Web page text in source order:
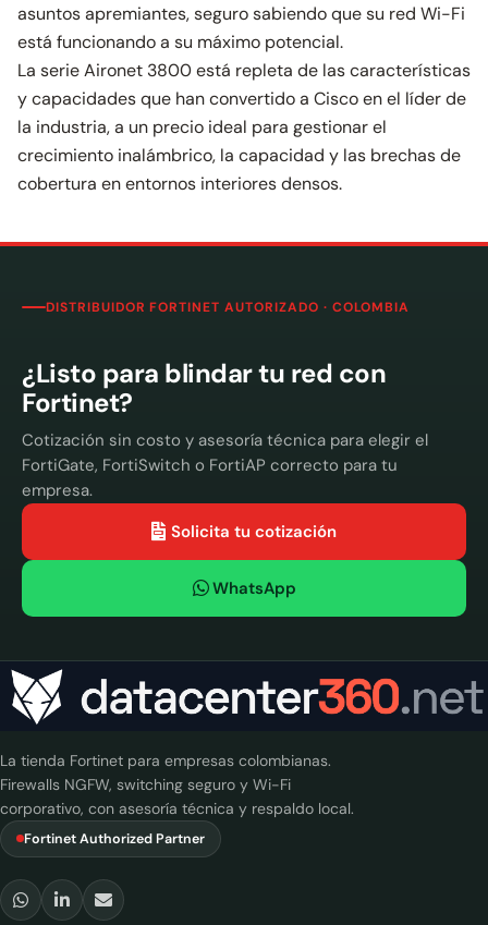
asuntos apremiantes, seguro sabiendo que su red Wi-Fi
está funcionando a su máximo potencial.
La serie Aironet 3800 está repleta de las características
y capacidades que han convertido a Cisco en el líder de
la industria, a un precio ideal para gestionar el
crecimiento inalámbrico, la capacidad y las brechas de
cobertura en entornos interiores densos.
DISTRIBUIDOR FORTINET AUTORIZADO · COLOMBIA
¿Listo para blindar tu red con
Fortinet?
Cotización sin costo y asesoría técnica para elegir el
FortiGate, FortiSwitch o FortiAP correcto para tu
empresa.
Solicita tu cotización
WhatsApp
La tienda Fortinet para empresas colombianas.
Firewalls NGFW, switching seguro y Wi-Fi
corporativo, con asesoría técnica y respaldo local.
Fortinet Authorized Partner